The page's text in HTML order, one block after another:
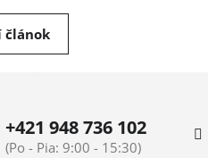
článok
+421 948 736 102